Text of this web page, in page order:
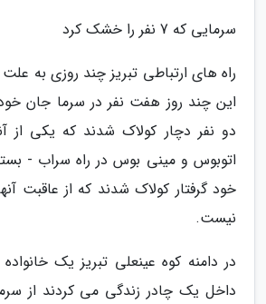
سرمایی که 7 نفر را خشک کرد
راه های ارتباطی تبریز چند روزی به
این چند روز هفت نفر در سرما جان
دو نفر دچار کولاک شدند که یکی از
اتوبوس و مینی بوس در راه سراب -
خود گرفتار کولاک شدند که از عاقبت
نیست.
در دامنه کوه عینعلی تبریز یک
داخل یک چادر زندگی می کردند از